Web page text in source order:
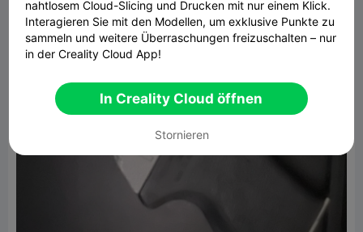
nahtlosem Cloud-Slicing und Drucken mit nur einem Klick.
Interagieren Sie mit den Modellen, um exklusive Punkte zu
sammeln und weitere Überraschungen freizuschalten – nur
in der Creality Cloud App!
In Creality Cloud öffnen
Stornieren